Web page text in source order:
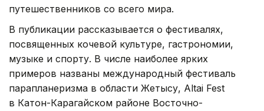
путешественников со всего мира.
В публикации рассказывается о фестивалях,
посвященных кочевой культуре, гастрономии,
музыке и спорту. В числе наиболее ярких
примеров названы международный фестиваль
парапланеризма в области Жетысу, Altai Fest
в Катон-Карагайском районе Восточно-